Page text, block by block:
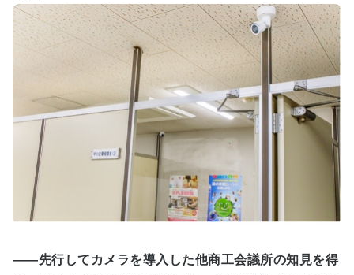
――先行してカメラを導入した他商工会議所の知見を得